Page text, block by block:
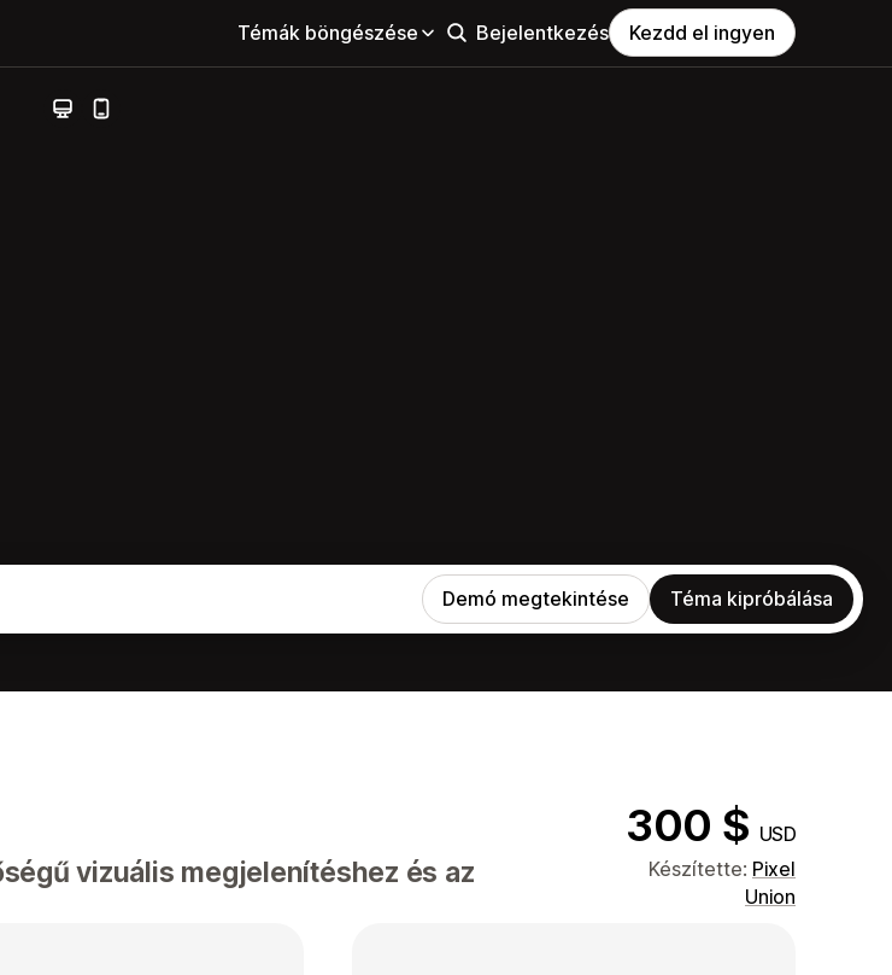
Témák böngészése Bejelentkezés Kezdd el ingyen
Demó megtekintése Téma kipróbálása
300 $ USD
vizuális megjelenítéshez és az
Készítette: Pixel
Union